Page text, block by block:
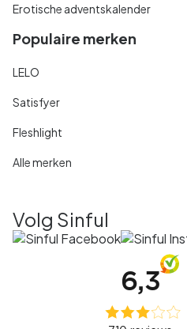
Erotische adventskalender
Populaire merken
LELO
Satisfyer
Fleshlight
Alle merken
Volg Sinful